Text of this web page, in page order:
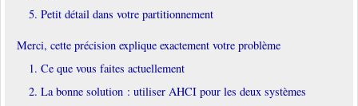
5. Petit détail dans votre partitionnement
Merci, cette précision explique exactement votre problème
1. Ce que vous faites actuellement
2. La bonne solution : utiliser AHCI pour les deux systèmes